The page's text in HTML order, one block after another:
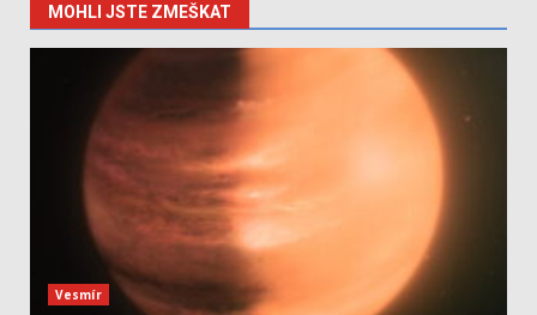
MOHLI JSTE ZMEŠKAT
Vesmír